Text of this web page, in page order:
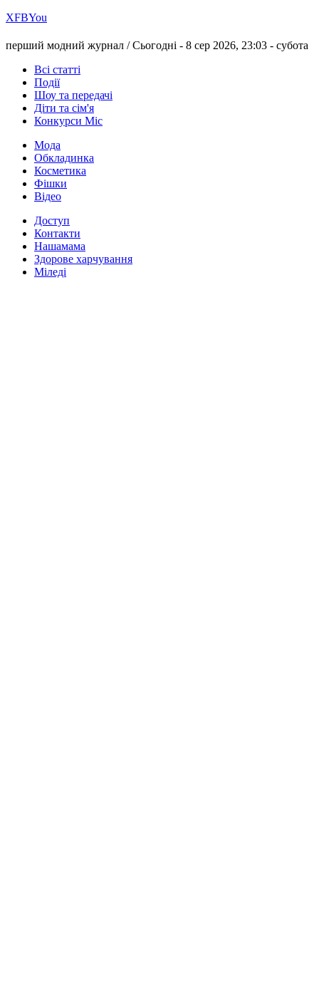
ХFBYou
перший модний журнал /Сьогодні - 8 сер 2026, 23:03 - субота
Всі статті
Події
Шоу та передачі
Діти та сім'я
Конкурси Міс
Мода
Обкладинка
Косметика
Фішки
Відео
Доступ
Контакти
Нашамама
Здорове харчування
Міледі